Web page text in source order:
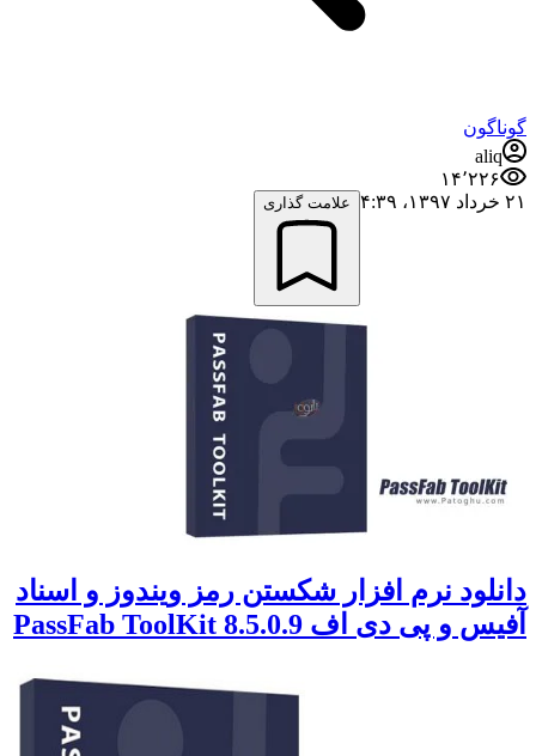
گوناگون
aliq
۱۴٬۲۲۶
۲۱ خرداد ۱۳۹۷،‏ ۴:۳۹
علامت گذاری
دانلود نرم افزار شکستن رمز ویندوز و اسناد
آفیس و پی دی اف PassFab ToolKit 8.5.0.9